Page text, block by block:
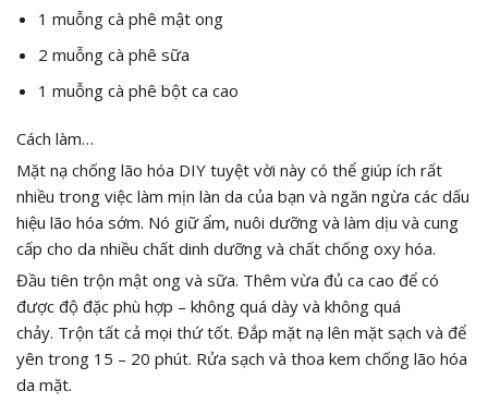
1 muỗng cà phê mật ong
2 muỗng cà phê sữa
1 muỗng cà phê bột ca cao
Cách làm…
Mặt nạ chống lão hóa DIY tuyệt vời này có thể giúp ích rất
nhiều trong việc làm mịn làn da của bạn và ngăn ngừa các dấu
hiệu lão hóa sớm. Nó giữ ẩm, nuôi dưỡng và làm dịu và cung
cấp cho da nhiều chất dinh dưỡng và chất chống oxy hóa.
Đầu tiên trộn mật ong và sữa. Thêm vừa đủ ca cao để có
được độ đặc phù hợp – không quá dày và không quá
chảy. Trộn tất cả mọi thứ tốt. Đắp mặt nạ lên mặt sạch và để
yên trong 15 – 20 phút. Rửa sạch và thoa kem chống lão hóa
da mặt.